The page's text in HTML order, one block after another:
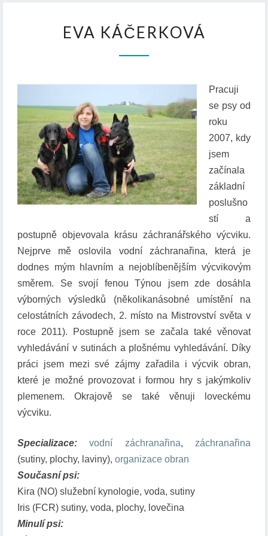
V
K
Č
R
K
O
V
Á
EVA KÁČERKOVÁ
Pracuji
se psy od
roku
2007, kdy
jsem
začínala
základní
poslušno
stí a
postupně objevovala krásu záchranářského výcviku.
Nejprve mě oslovila vodní záchranařina, která je
dodnes mým hlavním a nejoblíbenějším výcvikovým
směrem. Se svojí fenou Týnou jsem zde dosáhla
výborných výsledků (několikanásobné umístění na
celostátních závodech, 2. místo na Mistrovství světa v
roce 2011). Postupně jsem se začala také věnovat
vyhledávání v sutinách a plošnému vyhledávání. Díky
práci jsem mezi své zájmy zařadila i výcvik obran,
které je možné provozovat i formou hry s jakýmkoliv
plemenem. Okrajově se také věnuji loveckému
výcviku.
Specializace: vodní záchranařina, záchranařina
(sutiny, plochy, laviny), organizace obran
Současní psi:
Kira (NO) služební kynologie, voda, sutiny
Iris (FCR) sutiny, voda, plochy, lovečina
Minulí psi: